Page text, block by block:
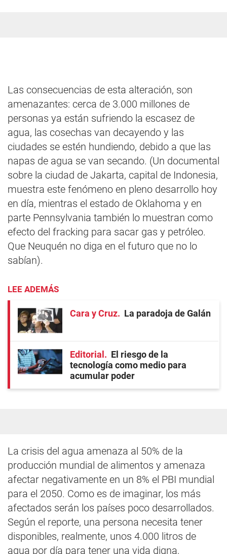
Las consecuencias de esta alteración, son
amenazantes: cerca de 3.000 millones de
personas ya están sufriendo la escasez de
agua, las cosechas van decayendo y las
ciudades se estén hundiendo, debido a que las
napas de agua se van secando. (Un documental
sobre la ciudad de Jakarta, capital de Indonesia,
muestra este fenómeno en pleno desarrollo hoy
en día, mientras el estado de Oklahoma y en
parte Pennsylvania también lo muestran como
efecto del fracking para sacar gas y petróleo.
Que Neuquén no diga en el futuro que no lo
sabían).
LEE ADEMÁS
Cara y Cruz La paradoja de Galán
Editorial
El riesgo de la
tecnología como medio para
acumular poder
La crisis del agua amenaza al 50% de la
producción mundial de alimentos y amenaza
afectar negativamente en un 8% el PBI mundial
para el 2050. Como es de imaginar, los más
afectados serán los países poco desarrollados.
Según el reporte, una persona necesita tener
disponibles, realmente, unos 4.000 litros de
agua por día para tener una vida digna,